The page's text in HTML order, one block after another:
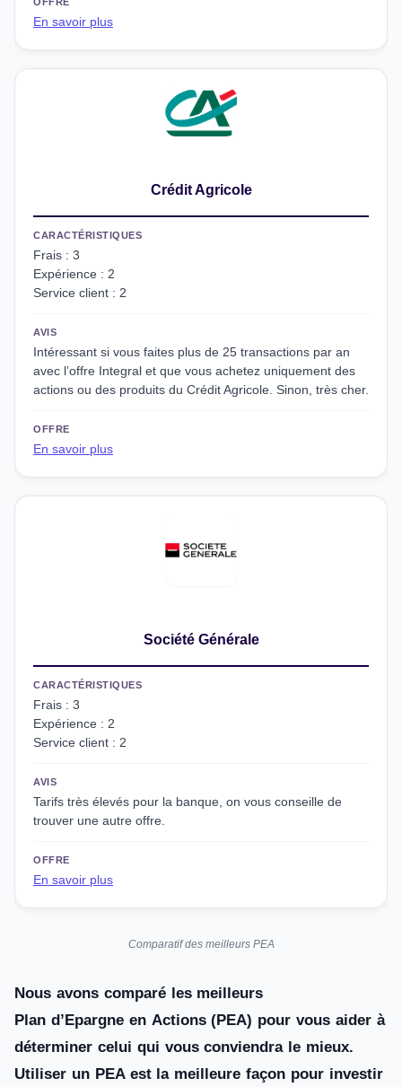
En savoir plus
Crédit Agricole
CARACTÉRISTIQUES
Frais : 3
Expérience : 2
Service client : 2
AVIS
Intéressant si vous faites plus de 25 transactions par an
avec l’offre Integral et que vous achetez uniquement des
actions ou des produits du Crédit Agricole. Sinon, très cher.
OFFRE
En savoir plus
Société Générale
CARACTÉRISTIQUES
Frais : 3
Expérience : 2
Service client : 2
AVIS
Tarifs très élevés pour la banque, on vous conseille de
trouver une autre offre.
OFFRE
En savoir plus
Comparatif des meilleurs PEA
Nous avons comparé les meilleurs
Plan d’Epargne en Actions (PEA) pour vous aider à
déterminer celui qui vous conviendra le mieux.
Utiliser un PEA est la meilleure façon pour investir